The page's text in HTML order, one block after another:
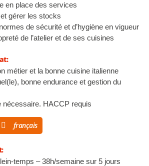
en place des services
gérer les stocks
de sécurité et d’hygiène en vigueur
de l’atelier et de ses cuisines
métier et la bonne cuisine italienne
bonne endurance et gestion du
nécessaire. HACCP requis
français
temps – 38h/semaine sur 5 jours